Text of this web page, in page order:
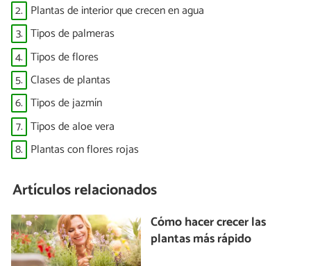
2. Plantas de interior que crecen en agua
3. Tipos de palmeras
4. Tipos de flores
5. Clases de plantas
6. Tipos de jazmín
7. Tipos de aloe vera
8. Plantas con flores rojas
Artículos relacionados
Cómo hacer crecer las
plantas más rápido